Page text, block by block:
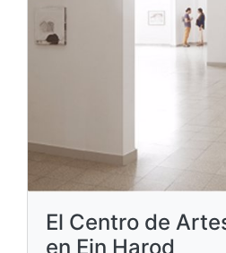
El Centro de
en Ein Harod